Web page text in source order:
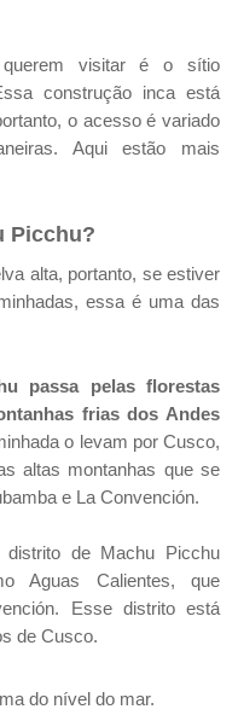
visitar é o sítio
construção inca está
o acesso é variado
Aqui estão mais
Picchu?
alta, portanto, se estiver
essa é uma das
passa pelas florestas
frias dos Andes
o levam por Cusco,
altas montanhas que se
e La Convención.
de Machu Picchu
Aguas Calientes, que
Esse distrito está
de Cusco.
do nível do mar.